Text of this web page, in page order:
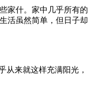
家什。家中几乎所有的
活虽然简单，但日子却
从来就这样充满阳光，